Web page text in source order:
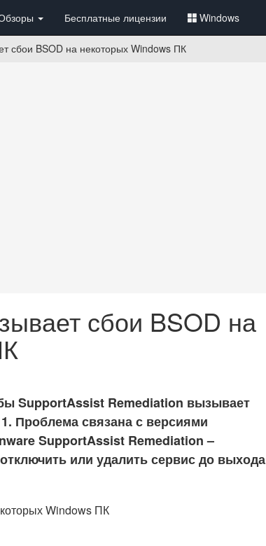
Бесплатные лицензии Windows
сбои BSOD на некоторых Windows ПК
сбои BSOD на
SupportAssist Remediation вызывает
Проблема связана с версиями
SupportAssist Remediation –
или удалить сервис до выхода